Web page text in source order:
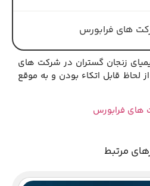
های فرابورس
زنجان گستران در شرکت های
لحاظ قابل اتکاء بودن و به موقع
های فرابورس
مرتبط